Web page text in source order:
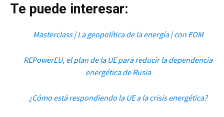
Te puede interesar:
Masterclass | La geopolítica de la energía | con EOM
REPowerEU, el plan de la UE para reducir la dependencia
energética de Rusia
¿Cómo está respondiendo la UE a la crisis energética?